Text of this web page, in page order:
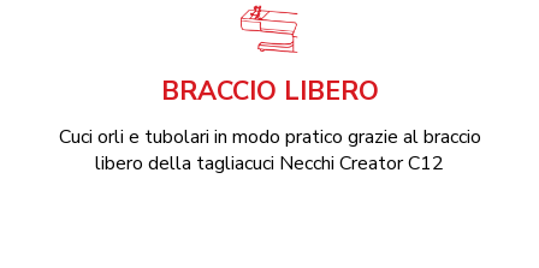
BRACCIO LIBERO
Cuci orli e tubolari in modo pratico grazie al braccio
libero della tagliacuci Necchi Creator C12